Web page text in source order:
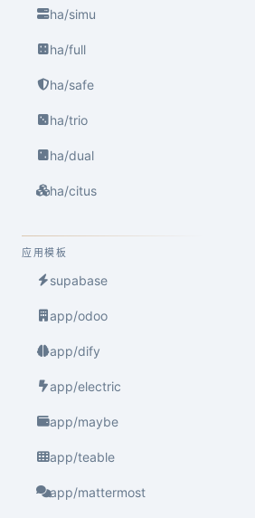
ha/simu
ha/full
ha/safe
ha/trio
ha/dual
ha/citus
应用模板
supabase
app/odoo
app/dify
app/electric
app/maybe
app/teable
app/mattermost